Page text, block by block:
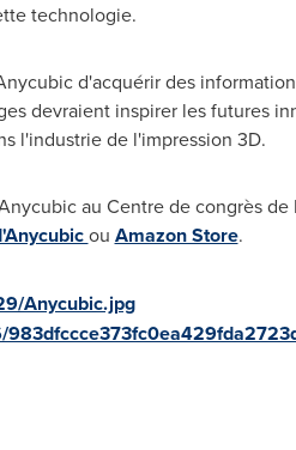
technologie.
d'acquérir des
devraient inspirer les futures
l'industrie de l'impression 3D.
au Centre de congrès de
ou Amazon Store.
Anycubic.jpg